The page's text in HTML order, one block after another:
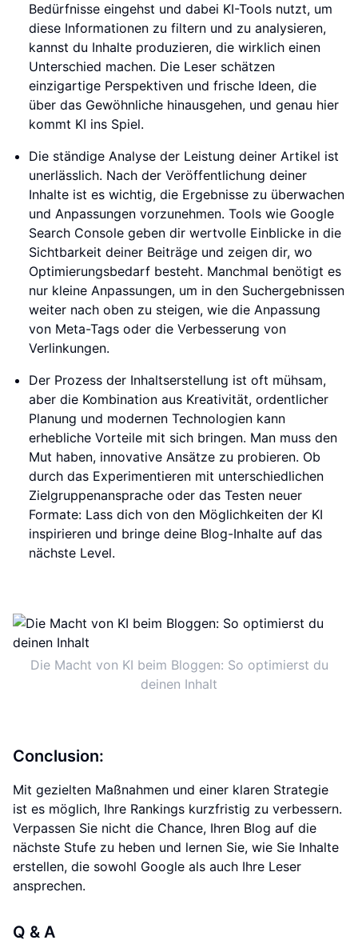
Bedürfnisse eingehst und dabei KI-Tools nutzt, um
diese Informationen zu filtern und zu analysieren,
kannst du Inhalte produzieren, die wirklich einen
Unterschied machen. Die Leser schätzen
einzigartige Perspektiven und frische Ideen, die
über das Gewöhnliche hinausgehen, und genau hier
kommt KI ins Spiel.
Die ständige Analyse der Leistung deiner Artikel ist
unerlässlich. Nach der Veröffentlichung deiner
Inhalte ist es wichtig, die Ergebnisse zu überwachen
und Anpassungen vorzunehmen. Tools wie Google
Search Console geben dir wertvolle Einblicke in die
Sichtbarkeit deiner Beiträge und zeigen dir, wo
Optimierungsbedarf besteht. Manchmal benötigt es
nur kleine Anpassungen, um in den Suchergebnissen
weiter nach oben zu steigen, wie die Anpassung
von Meta-Tags oder die Verbesserung von
Verlinkungen.
Der Prozess der Inhaltserstellung ist oft mühsam,
aber die Kombination aus Kreativität, ordentlicher
Planung und modernen Technologien kann
erhebliche Vorteile mit sich bringen. Man muss den
Mut haben, innovative Ansätze zu probieren. Ob
durch das Experimentieren mit unterschiedlichen
Zielgruppenansprache oder das Testen neuer
Formate: Lass dich von den Möglichkeiten der KI
inspirieren und bringe deine Blog-Inhalte auf das
nächste Level.
Die Macht von KI beim Bloggen: So optimierst du
deinen Inhalt
Conclusion:
Mit gezielten Maßnahmen und einer klaren Strategie
ist es möglich, Ihre Rankings kurzfristig zu verbessern.
Verpassen Sie nicht die Chance, Ihren Blog auf die
nächste Stufe zu heben und lernen Sie, wie Sie Inhalte
erstellen, die sowohl Google als auch Ihre Leser
ansprechen.
Q & A